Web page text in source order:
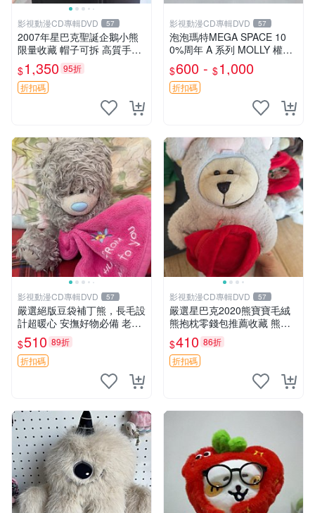
影視動漫CD專輯DVD 57
2007年星巴克聖誕企鵝小熊
限量收藏 帽子可拆 高質手感
超愛 聖誕限定 星巴克企鵝 小
熊杯墊
$1,350 95折
折扣碼
影視動漫CD專輯DVD 57
泡泡瑪特MEGA SPACE 10
0%周年 A 系列 MOLLY 權威
隱藏款 嚴選薄荷巧克力色 80
年代風味 權威推薦 合適收藏
$600 - $1,000
折扣碼
影視動漫CD專輯DVD 57
嚴選絕版豆袋補丁熊，長毛設
計超暖心 安撫好物必備 老料
長毛抱枕，仿古成色如實呈現
經典款推薦收藏 拍下即送長
毛抱枕，絕版補丁熊，安心之
$510 89折
折扣碼
影視動漫CD專輯DVD 57
嚴選星巴克2020熊寶寶毛絨
熊抱枕零錢包推薦收藏 熊寶
寶 毛絨熊 零錢包
$410 86折
折扣碼